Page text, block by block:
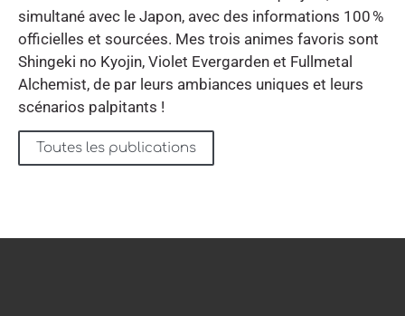
simultané avec le Japon, avec des informations 100 %
officielles et sourcées. Mes trois animes favoris sont
Shingeki no Kyojin, Violet Evergarden et Fullmetal
Alchemist, de par leurs ambiances uniques et leurs
scénarios palpitants !
Toutes les publications